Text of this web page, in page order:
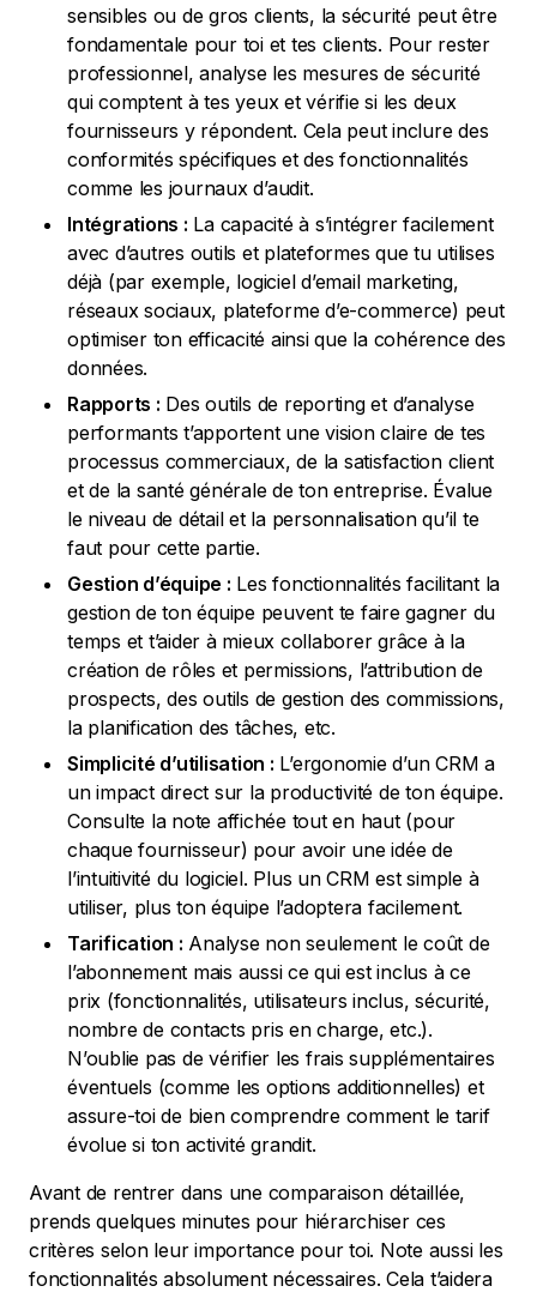
sensibles ou de gros clients, la sécurité peut être
fondamentale pour toi et tes clients. Pour rester
professionnel, analyse les mesures de sécurité
qui comptent à tes yeux et vérifie si les deux
fournisseurs y répondent. Cela peut inclure des
conformités spécifiques et des fonctionnalités
comme les journaux d’audit.
Intégrations : La capacité à s’intégrer facilement
avec d’autres outils et plateformes que tu utilises
déjà (par exemple, logiciel d’email marketing,
réseaux sociaux, plateforme d’e-commerce) peut
optimiser ton efficacité ainsi que la cohérence des
données.
Rapports : Des outils de reporting et d’analyse
performants t’apportent une vision claire de tes
processus commerciaux, de la satisfaction client
et de la santé générale de ton entreprise. Évalue
le niveau de détail et la personnalisation qu’il te
faut pour cette partie.
Gestion d’équipe : Les fonctionnalités facilitant la
gestion de ton équipe peuvent te faire gagner du
temps et t’aider à mieux collaborer grâce à la
création de rôles et permissions, l’attribution de
prospects, des outils de gestion des commissions,
la planification des tâches, etc.
Simplicité d’utilisation : L’ergonomie d’un CRM a
un impact direct sur la productivité de ton équipe.
Consulte la note affichée tout en haut (pour
chaque fournisseur) pour avoir une idée de
l’intuitivité du logiciel. Plus un CRM est simple à
utiliser, plus ton équipe l’adoptera facilement.
Tarification : Analyse non seulement le coût de
l’abonnement mais aussi ce qui est inclus à ce
prix (fonctionnalités, utilisateurs inclus, sécurité,
nombre de contacts pris en charge, etc.).
N’oublie pas de vérifier les frais supplémentaires
éventuels (comme les options additionnelles) et
assure-toi de bien comprendre comment le tarif
évolue si ton activité grandit.
Avant de rentrer dans une comparaison détaillée,
prends quelques minutes pour hiérarchiser ces
critères selon leur importance pour toi. Note aussi les
fonctionnalités absolument nécessaires. Cela t’aidera